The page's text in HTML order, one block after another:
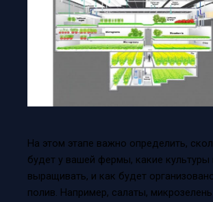
На этом этапе важно определить,
будет у вашей фермы, какие культуры
выращивать, и как будет
полив. Например, салаты,